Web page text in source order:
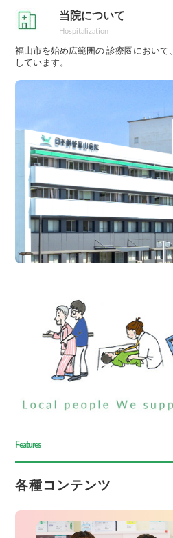
当院について
Hospitalization
福山市を始め広範囲の 診療圏において
しています。
Features
各種コンテンツ